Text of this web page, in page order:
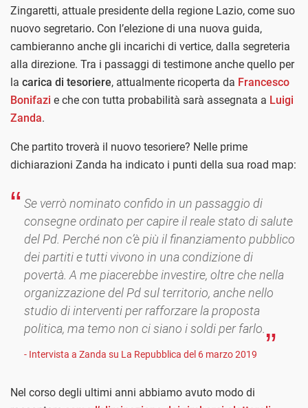
Zingaretti, attuale presidente della regione Lazio, come suo
nuovo segretario. Con l’elezione di una nuova guida,
cambieranno anche gli incarichi di vertice, dalla segreteria
alla direzione. Tra i passaggi di testimone anche quello per
la carica di tesoriere, attualmente ricoperta da Francesco
Bonifazi e che con tutta probabilità sarà assegnata a Luigi
Zanda.
Che partito troverà il nuovo tesoriere? Nelle prime
dichiarazioni Zanda ha indicato i punti della sua road map:
Se verrò nominato confido in un passaggio di
consegne ordinato per capire il reale stato di salute
del Pd. Perché non c’è più il finanziamento pubblico
dei partiti e tutti vivono in una condizione di
povertà. A me piacerebbe investire, oltre che nella
organizzazione del Pd sul territorio, anche nello
studio di interventi per rafforzare la proposta
politica, ma temo non ci siano i soldi per farlo.
- Intervista a Zanda su La Repubblica del 6 marzo 2019
Nel corso degli ultimi anni abbiamo avuto modo di